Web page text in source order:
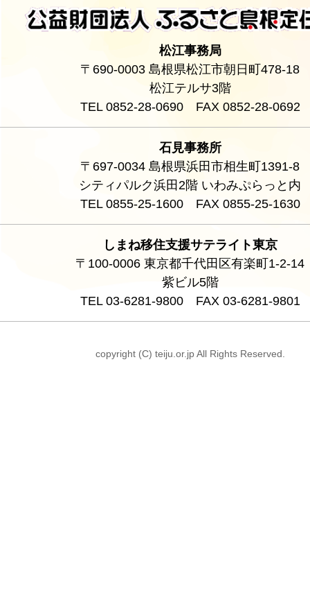
松江事務局
〒690-0003 島根県松江市朝日町478-18
松江テルサ3階
TEL 0852-28-0690 FAX 0852-28-0692
石見事務所
〒697-0034 島根県浜田市相生町1391-8
シティパルク浜田2階 いわみぷらっと内
TEL 0855-25-1600 FAX 0855-25-1630
しまね移住支援サテライト東京
〒100-0006 東京都千代田区有楽町1-2-14
紫ビル5階
TEL 03-6281-9800 FAX 03-6281-9801
copyright (C) teiju.or.jp All Rights Reserved.